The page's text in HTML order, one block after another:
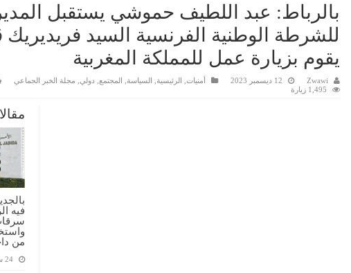
بالرباط: عبد اللطيف حموشي يستقبل
للشرطة الوطنية الفرنسية السيد فريديريك
يقوم بزيارة عمل للمملكة المغربية
Zwawi 12 ديسمبر 2023 أمنيات الرئيسية السياسة المجتمع دولي مجلة الخبر الجماعي
1,495 زيارة
فيه
من